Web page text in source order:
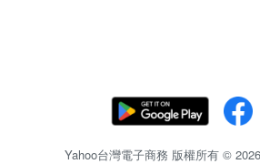
Yahoo台灣電子商務 版權所有 ©